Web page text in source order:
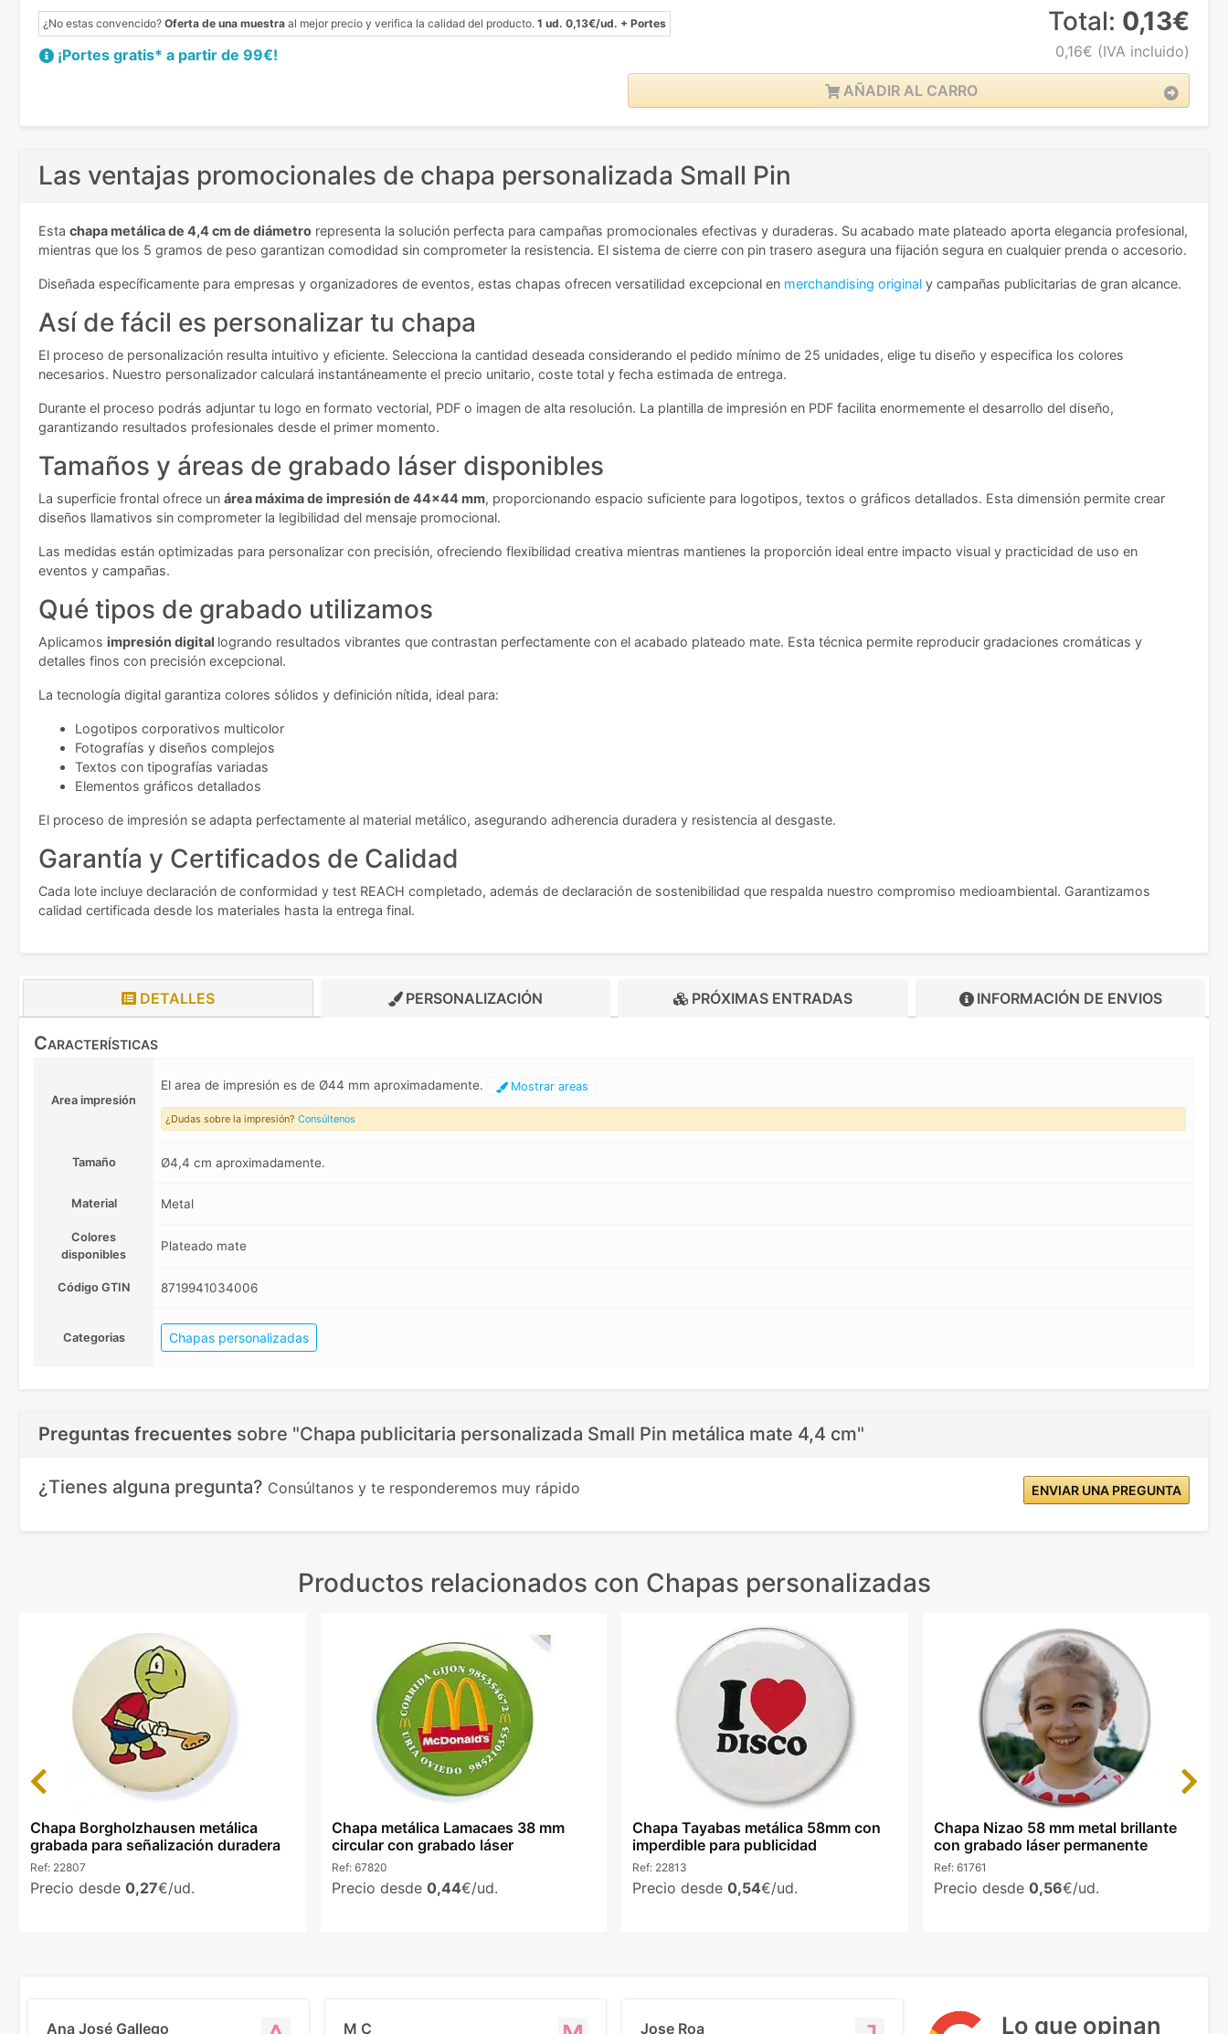
¿No estas convencido? Oferta de una muestra al mejor precio y verifica la calidad del producto. 1 ud. 0,13€/ud. + Portes
¡Portes gratis* a partir de 99€!
Total: 0,13€
0,16€ (IVA incluido)
AÑADIR AL CARRO
Las ventajas promocionales de chapa personalizada Small Pin
Esta chapa metálica de 4,4 cm de diámetro representa la solución perfecta para campañas promocionales efectivas y duraderas. Su acabado mate plateado aporta elegancia profesional,
mientras que los 5 gramos de peso garantizan comodidad sin comprometer la resistencia. El sistema de cierre con pin trasero asegura una fijación segura en cualquier prenda o accesorio.
Diseñada específicamente para empresas y organizadores de eventos, estas chapas ofrecen versatilidad excepcional en merchandising original y campañas publicitarias de gran alcance.
Así de fácil es personalizar tu chapa
El proceso de personalización resulta intuitivo y eficiente. Selecciona la cantidad deseada considerando el pedido mínimo de 25 unidades, elige tu diseño y especifica los colores
necesarios. Nuestro personalizador calculará instantáneamente el precio unitario, coste total y fecha estimada de entrega.
Durante el proceso podrás adjuntar tu logo en formato vectorial, PDF o imagen de alta resolución. La plantilla de impresión en PDF facilita enormemente el desarrollo del diseño,
garantizando resultados profesionales desde el primer momento.
Tamaños y áreas de grabado láser disponibles
La superficie frontal ofrece un área máxima de impresión de 44x44 mm, proporcionando espacio suficiente para logotipos, textos o gráficos detallados. Esta dimensión permite crear
diseños llamativos sin comprometer la legibilidad del mensaje promocional.
Las medidas están optimizadas para personalizar con precisión, ofreciendo flexibilidad creativa mientras mantienes la proporción ideal entre impacto visual y practicidad de uso en
eventos y campañas.
Qué tipos de grabado utilizamos
Aplicamos impresión digital logrando resultados vibrantes que contrastan perfectamente con el acabado plateado mate. Esta técnica permite reproducir gradaciones cromáticas y
detalles finos con precisión excepcional.
La tecnología digital garantiza colores sólidos y definición nítida, ideal para:
Logotipos corporativos multicolor
Fotografías y diseños complejos
Textos con tipografías variadas
Elementos gráficos detallados
El proceso de impresión se adapta perfectamente al material metálico, asegurando adherencia duradera y resistencia al desgaste.
Garantía y Certificados de Calidad
Cada lote incluye declaración de conformidad y test REACH completado, además de declaración de sostenibilidad que respalda nuestro compromiso medioambiental. Garantizamos
calidad certificada desde los materiales hasta la entrega final.
DETALLES PERSONALIZACIÓN PRÓXIMAS ENTRADAS INFORMACIÓN DE ENVIOS
Características
Area impresión
El area de impresión es de Ø44 mm aproximadamente. Mostrar areas
¿Dudas sobre la impresión? Consúltenos
Tamaño Ø4,4 cm aproximadamente.
Material Metal
Colores
disponibles
Plateado mate
Código GTIN 8719941034006
Categorias Chapas personalizadas
Preguntas frecuentes sobre "Chapa publicitaria personalizada Small Pin metálica mate 4,4 cm"
¿Tienes alguna pregunta? Consúltanos y te responderemos muy rápido ENVIAR UNA PREGUNTA
Productos relacionados con Chapas personalizadas
Chapa Borgholzhausen metálica
grabada para señalización duradera
Ref: 22807
Precio desde 0,27€/ud.
Chapa metálica Lamacaes 38 mm
circular con grabado láser
Ref: 67820
Precio desde 0,44€/ud.
Chapa Tayabas metálica 58mm con
imperdible para publicidad
Ref: 22813
Precio desde 0,54€/ud.
Chapa Nizao 58 mm metal brillante
con grabado láser permanente
Ref: 61761
Precio desde 0,56€/ud.
Previous Next
Lo que opinan
Ana José Gallego M C Jose Roa